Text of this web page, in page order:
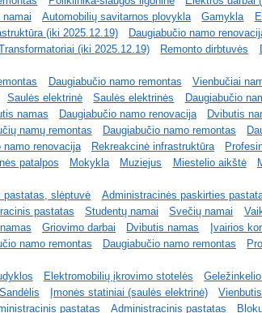
namai Automobilių savitarnos plovykla Gamykla
(iki 2025.12.19) Daugiabučio namo
(iki 2025.12.19) Remonto dirbtuvės
Daugiabučio namo remontas Vienbučiai
Saulės elektrinė Saulės elektrinės Daugiabučio
namas Daugiabučio namo renovacija Dvibutis
namų remontas Daugiabučio namo remontas
namo renovacija Rekreakcinė infrastruktūra
patalpos Mokykla Muziejus Miestelio aikštė
pastatas, slėptuvė Administracinės paskirties
pastatas Studentų namai Svečių namai
Griovimo darbai Dvibutis namas Įvairios
namo remontas Daugiabučio namo remontas
Elektromobilių įkrovimo stotelės
Sandėlis Įmonės statiniai (saulės elektrinė)
pastatas Administracinis pastatas